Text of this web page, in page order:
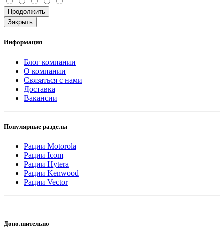
Продолжить
Закрыть
Информация
Блог компании
О компании
Связаться с нами
Доставка
Вакансии
Популярные разделы
Рации Motorola
Рации Icom
Рации Hytera
Рации Kenwood
Рации Vector
Дополнительно